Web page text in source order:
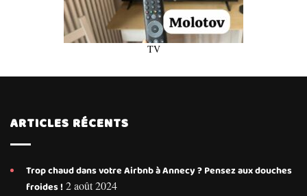
TV
ARTICLES RÉCENTS
Trop chaud dans votre Airbnb à Annecy ? Pensez aux douches
froides ! 2 août 2024